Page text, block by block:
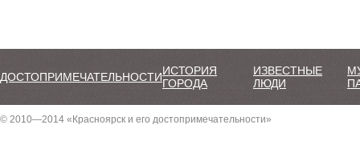
ДОСТОПРИМЕЧАТЕЛЬНОСТИИСТОРИЯ
ГОРОДА
ИЗВЕСТНЫЕ
ЛЮДИ
© 2010—2014 «Красноярск и его достопримечательности»